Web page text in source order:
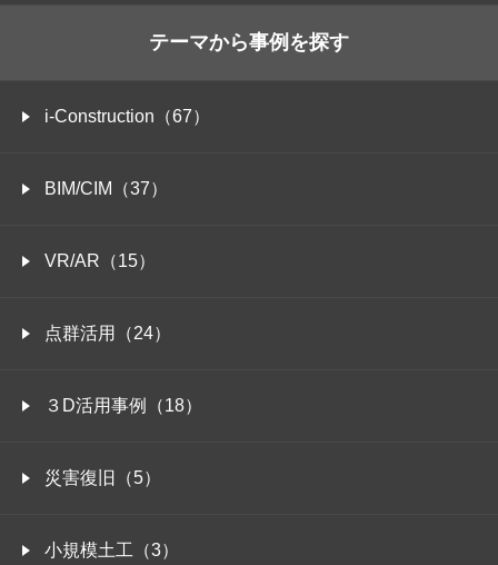
テーマから事例を探す
i-Construction（67）
BIM/CIM（37）
VR/AR（15）
点群活用（24）
３D活用事例（18）
災害復旧（5）
小規模土工（3）